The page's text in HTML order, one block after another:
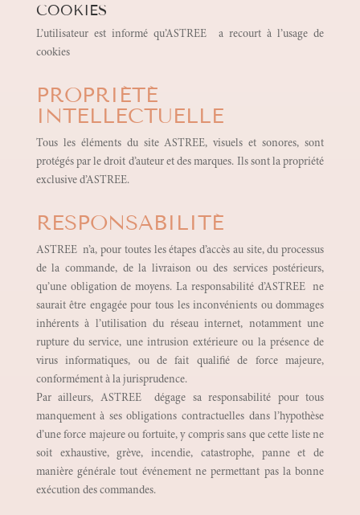
COOKIES
L’utilisateur est informé qu’ASTREE a recourt à l’usage de
cookies
PROPRIÉTÉ
INTELLECTUELLE
Tous les éléments du site ASTREE, visuels et sonores, sont
protégés par le droit d’auteur et des marques. Ils sont la propriété
exclusive d’ASTREE.
RESPONSABILITÉ
ASTREE n’a, pour toutes les étapes d’accès au site, du processus
de la commande, de la livraison ou des services postérieurs,
qu’une obligation de moyens. La responsabilité d’ASTREE ne
saurait être engagée pour tous les inconvénients ou dommages
inhérents à l’utilisation du réseau internet, notamment une
rupture du service, une intrusion extérieure ou la présence de
virus informatiques, ou de fait qualifié de force majeure,
conformément à la jurisprudence.
Par ailleurs, ASTREE dégage sa responsabilité pour tous
manquement à ses obligations contractuelles dans l’hypothèse
d’une force majeure ou fortuite, y compris sans que cette liste ne
soit exhaustive, grève, incendie, catastrophe, panne et de
manière générale tout événement ne permettant pas la bonne
exécution des commandes.